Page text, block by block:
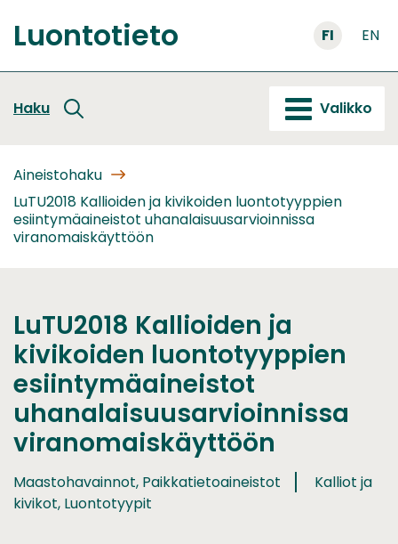
sisältöön
Etusivu
Luontotieto FI EN
Haku Valikko
Aineistohaku
LuTU2018 Kallioiden ja kivikoiden luontotyyppien
esiintymäaineistot uhanalaisuusarvioinnissa
viranomaiskäyttöön
LuTU2018 Kallioiden ja
kivikoiden luontotyyppien
esiintymäaineistot
uhanalaisuusarvioinnissa
viranomaiskäyttöön
Maastohavainnot, Paikkatietoaineistot
Kalliot ja
kivikot, Luontotyypit